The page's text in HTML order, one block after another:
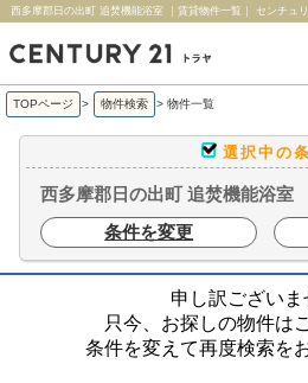
西多摩郡日の出町 追焚機能浴室 ｜賃貸物件一覧｜ センチュ
TOPページ > 物件検索 > 物件一覧
選択中の
西多摩郡日の出町 追焚機能浴室
条件を変更
申し訳ございま
只今、お探しの物件は
条件を変えて再度検索を